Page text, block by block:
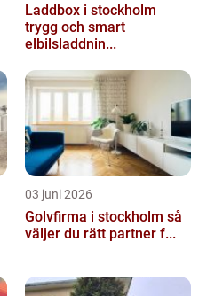
Laddbox i stockholm
trygg och smart
elbilsladdnin...
03 juni 2026
Golvfirma i stockholm så
väljer du rätt partner f...